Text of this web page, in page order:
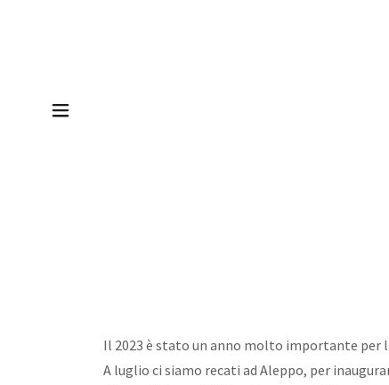
Il 2023 è stato un anno molto importante per
A luglio ci siamo recati ad Aleppo, per